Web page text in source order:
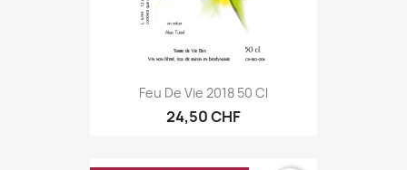
Feu De Vie 2018 50 Cl
24,50 CHF